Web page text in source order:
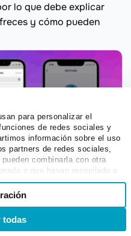
para personalizar el
de redes sociales y
información sobre el uso
partners de redes sociales,
combinarla con otra
o que hayan recopilado a
servicios.
todas
lo que debe explicar
y cómo pueden
de WhatsApp